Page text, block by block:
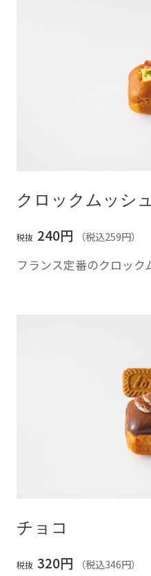
クロックムッシュ
税抜 240円 （税込259円）
フランス定番のクロック
チョコ
税抜 320円 （税込346円）